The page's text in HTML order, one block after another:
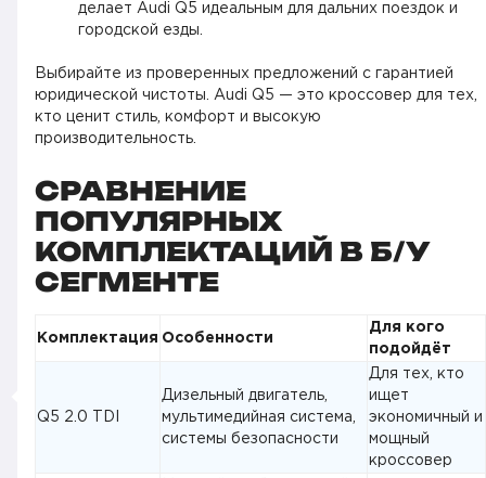
делает Audi Q5 идеальным для дальних поездок и
городской езды.
Выбирайте из проверенных предложений с гарантией
юридической чистоты. Audi Q5 — это кроссовер для тех,
кто ценит стиль, комфорт и высокую
производительность.
СРАВНЕНИЕ
ПОПУЛЯРНЫХ
КОМПЛЕКТАЦИЙ В Б/У
СЕГМЕНТЕ
Комплектация Особенности
Для кого
подойдёт
Q5 2.0 TDI
Дизельный двигатель,
мультимедийная система,
системы безопасности
Для тех, кто
ищет
экономичный и
мощный
кроссовер